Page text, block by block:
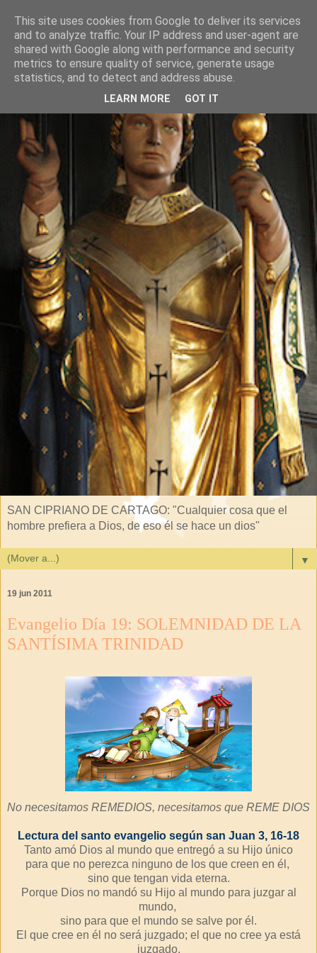
SAN CIPRIANO DE CARTAGO: "Cualquier cosa que el
hombre prefiera a Dios, de eso él se hace un dios"
▼
19 jun 2011
Evangelio Día 19: SOLEMNIDAD DE LA
SANTÍSIMA TRINIDAD
No necesitamos REMEDIOS, necesitamos que REME DIOS
Lectura del santo evangelio según san Juan 3, 16-18
Tanto amó Dios al mundo que entregó a su Hijo único
para que no perezca ninguno de los que creen en él,
sino que tengan vida eterna.
Porque Dios no mandó su Hijo al mundo para juzgar al
mundo,
sino para que el mundo se salve por él.
El que cree en él no será juzgado; el que no cree ya está
juzgado,
This site uses cookies from Google to deliver its services
and to analyze traffic. Your IP address and user-agent are
shared with Google along with performance and security
metrics to ensure quality of service, generate usage
statistics, and to detect and address abuse.
LEARN MORE GOT IT